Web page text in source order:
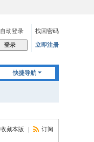
自动登录
找回密码
登录 立即注册
快捷导航
收藏本版 订阅